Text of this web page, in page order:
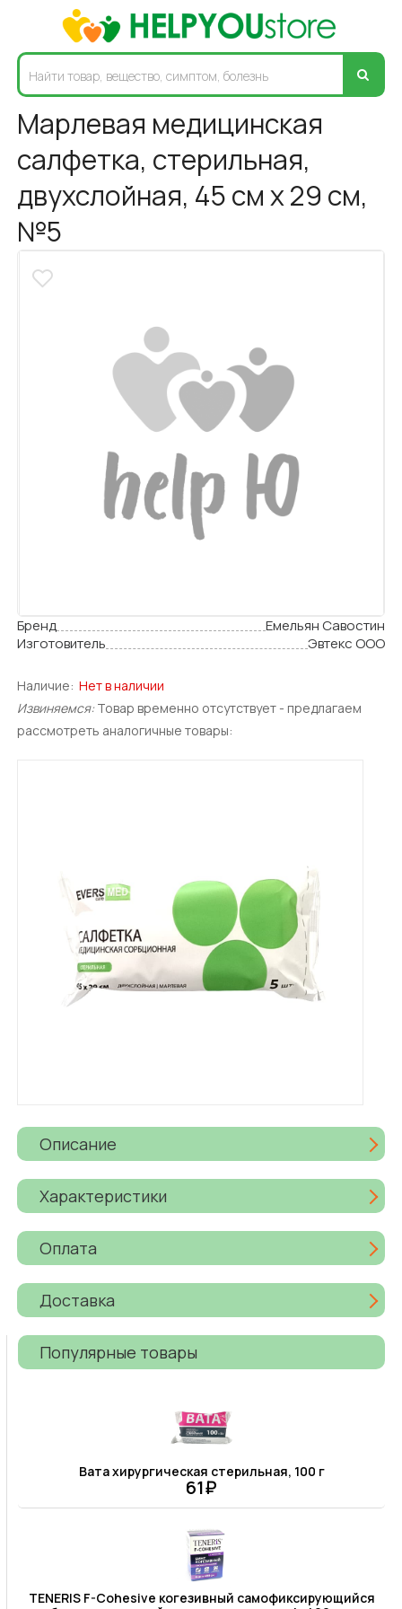
Марлевая медицинская
салфетка, стерильная,
двухслойная, 45 см х 29 см,
№5
Бренд
Емельян Савостин
Изготовитель
Эвтекс ООО
Наличие: Нет в наличии
Извиняемся: Товар временно отсутствует - предлагаем
рассмотреть аналогичные товары:
Описание
Характеристики
Оплата
Доставка
Популярные товары
Вата хирургическая стерильная, 100 г
61₽
TENERIS F-Cohesive когезивный самофиксирующийся